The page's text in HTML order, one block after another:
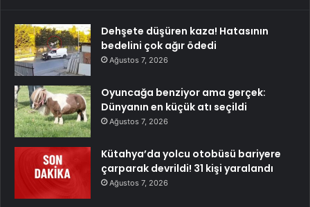
Dehşete düşüren kaza! Hatasının
bedelini çok ağır ödedi
Ağustos 7, 2026
Oyuncağa benziyor ama gerçek:
Dünyanın en küçük atı seçildi
Ağustos 7, 2026
Kütahya’da yolcu otobüsü bariyere
çarparak devrildi! 31 kişi yaralandı
Ağustos 7, 2026